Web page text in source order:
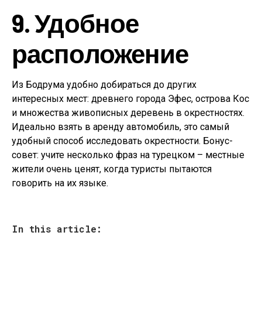
9. Удобное
расположение
Из Бодрума удобно добираться до других
интересных мест: древнего города Эфес, острова Кос
и множества живописных деревень в окрестностях.
Идеально взять в аренду автомобиль, это самый
удобный способ исследовать окрестности. Бонус-
совет: учите несколько фраз на турецком – местные
жители очень ценят, когда туристы пытаются
говорить на их языке.
In this article: